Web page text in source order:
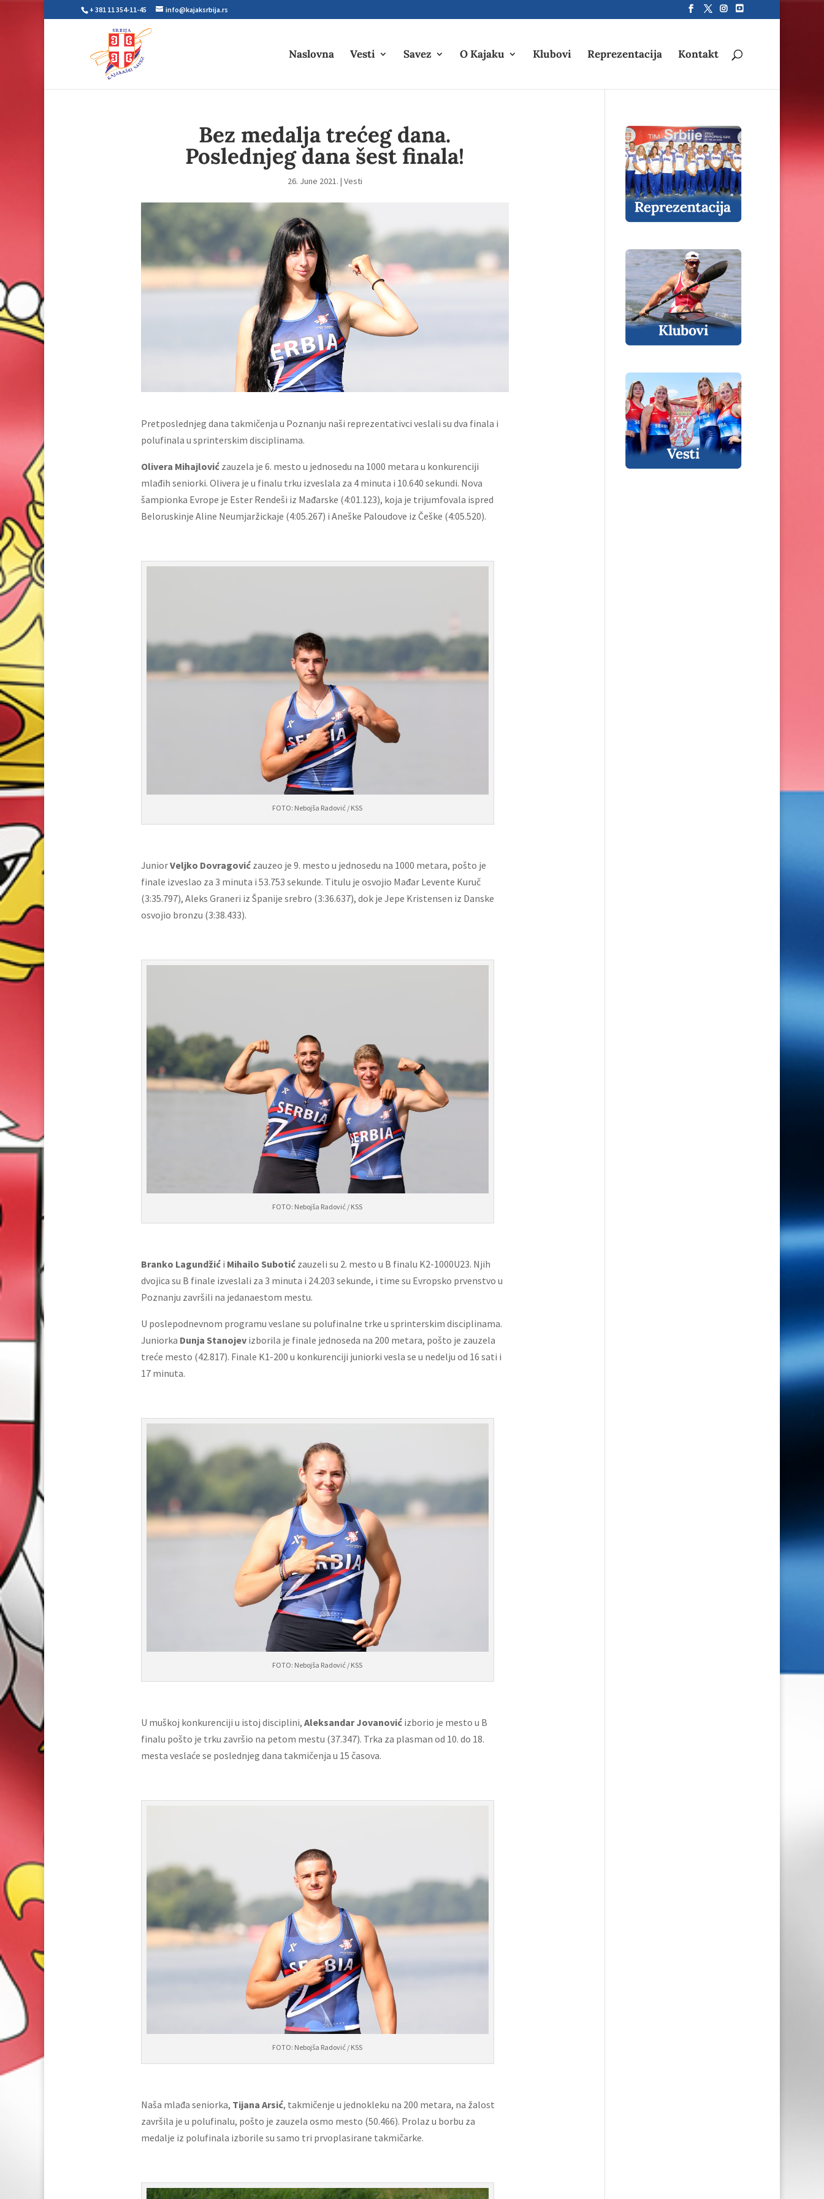
+ 381 11 354-11-45 info@kajaksrbija.rs
Naslovna Vesti Savez O Kajaku Klubovi Reprezentacija Kontakt
Bez medalja trećeg dana.
Poslednjeg dana šest finala!
26. June 2021. | Vesti
Pretposlednjeg dana takmičenja u Poznanju naši reprezentativci veslali su dva finala i
polufinala u sprinterskim disciplinama.
Olivera Mihajlovićzauzela je 6. mesto u jednosedu na 1000 metara u konkurenciji
mlađih seniorki. Olivera je u finalu trku izveslala za 4 minuta i 10.640 sekundi. Nova
šampionka Evrope je Ester Rendeši iz Mađarske (4:01.123), koja je trijumfovala ispred
Beloruskinje Aline Neumjaržickaje (4:05.267) i Aneške Paloudove iz Češke (4:05.520).
FOTO: Nebojša Radović / KSS
JuniorVeljko Dovragovićzauzeo je 9. mesto u jednosedu na 1000 metara, pošto je
finale izveslao za 3 minuta i 53.753 sekunde. Titulu je osvojio Mađar Levente Kuruč
(3:35.797), Aleks Graneri iz Španije srebro (3:36.637), dok je Jepe Kristensen iz Danske
osvojio bronzu (3:38.433).
FOTO: Nebojša Radović / KSS
Branko Lagundžići Mihailo Subotićzauzeli su 2. mesto u B finalu K2-1000U23. Njih
dvojica su B finale izveslali za 3 minuta i 24.203 sekunde, i time su Evropsko prvenstvo u
Poznanju završili na jedanaestom mestu.
U poslepodnevnom programu veslane su polufinalne trke u sprinterskim disciplinama.
Juniorka Dunja Stanojevizborila je finale jednoseda na 200 metara, pošto je zauzela
treće mesto (42.817). Finale K1-200 u konkurenciji juniorki vesla se u nedelju od 16 sati i
17 minuta.
FOTO: Nebojša Radović / KSS
U muškoj konkurenciji u istoj disciplini, Aleksandar Jovanovićizborio je mesto u B
finalu pošto je trku završio na petom mestu (37.347). Trka za plasman od 10. do 18.
mesta veslaće se poslednjeg dana takmičenja u 15 časova.
FOTO: Nebojša Radović / KSS
Naša mlađa seniorka, Tijana Arsić, takmičenje u jednokleku na 200 metara, na žalost
završila je u polufinalu, pošto je zauzela osmo mesto (50.466). Prolaz u borbu za
medalje iz polufinala izborile su samo tri prvoplasirane takmičarke.